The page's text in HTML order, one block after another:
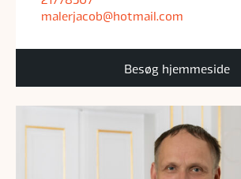
malerjacob@hotmail.com
Besøg hjemmeside